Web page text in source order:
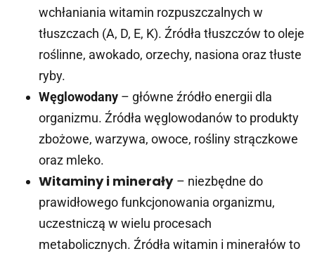
wchłaniania witamin rozpuszczalnych w
tłuszczach (A, D, E, K). Źródła tłuszczów to oleje
roślinne, awokado, orzechy, nasiona oraz tłuste
ryby.
Węglowodany – główne źródło energii dla
organizmu. Źródła węglowodanów to produkty
zbożowe, warzywa, owoce, rośliny strączkowe
oraz mleko.
Witaminy i minerały – niezbędne do
prawidłowego funkcjonowania organizmu,
uczestniczą w wielu procesach
metabolicznych. Źródła witamin i minerałów to